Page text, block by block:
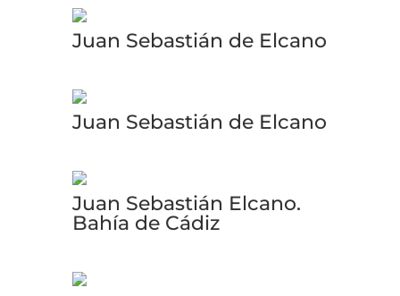
Juan Sebastián de Elcano
Juan Sebastián de Elcano
Juan Sebastián Elcano.
Bahía de Cádiz